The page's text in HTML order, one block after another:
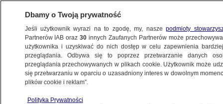
BIZNES
Z KRAJU
Dbamy o Twoją prywatność
Jeśli użytkownik wyrazi na to zgodę, my, naszepodmioty
Partnerów IAB oraz30 innych Zaufanych Partnerów może
użytkownika i uzyskiwać do nich dostęp w celu zapewnienia
przeglądania. Odbywa się to poprzez przetwarzanie danych
przeglądania przechowywanych w plikach cookie. Użytkownik może
się przetwarzaniu w oparciu o uzasadniony interes w dowolnym
plików cookie i reklam”.
Polityka Prywatności